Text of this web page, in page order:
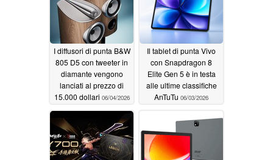
I diffusori di punta B&W
805 D5 con tweeter in
diamante vengono
lanciati al prezzo di
15.000 dollari 06/04/2026
Il tablet di punta Vivo
con Snapdragon 8
Elite Gen 5 è in testa
alle ultime classifiche
AnTuTu 06/03/2026